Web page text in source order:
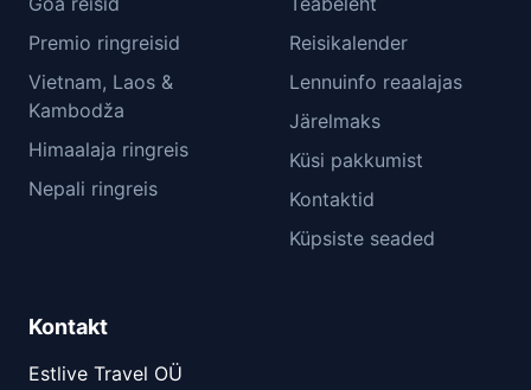
Premio ringreisid
Vietnam, Laos &
Kambodža
Himaalaja ringreis
Nepali ringreis
Reisikalender
Lennuinfo reaalajas
Järelmaks
Küsi pakkumist
Kontaktid
Küpsiste seaded
Kontakt
Estlive Travel OÜ